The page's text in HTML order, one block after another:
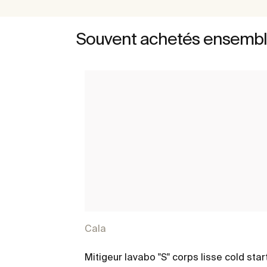
Souvent achetés
Cala
Mitigeur lavabo "S" corps lisse cold